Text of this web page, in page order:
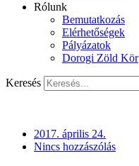
Rólunk
Bemutatkozás
Elérhetőségek
Pályázatok
Dorogi Zöld Kör
Keresés
2017. április 24.
Nincs hozzászólás